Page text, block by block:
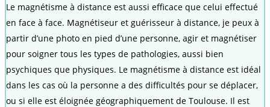
Le magnétisme à distance est aussi efficace que celui effectué
en face à face. Magnétiseur et guérisseur à distance, je peux à
partir d’une photo en pied d’une personne, agir et magnétiser
pour soigner tous les types de pathologies, aussi bien
psychiques que physiques. Le magnétisme à distance est idéal
dans les cas où la personne a des difficultés pour se déplacer,
ou si elle est éloignée géographiquement de Toulouse. Il est